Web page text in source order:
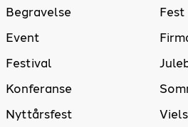
Begravelse
Fest
Event
Festival
Konferanse
Nyttårsfest